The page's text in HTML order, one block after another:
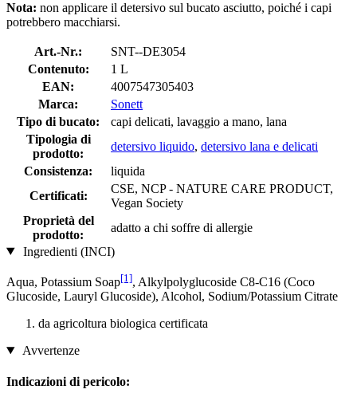
Nota: non applicare il detersivo sul bucato asciutto, poiché i capi
potrebbero macchiarsi.
Art.-Nr.:
SNT--DE3054
Contenuto:
1 L
EAN:
4007547305403
Marca:
Sonett
Tipo di bucato:
capi delicati, lavaggio a mano, lana
Tipologia di
prodotto:
detersivo liquido, detersivo lana e delicati
Consistenza:
liquida
Certificati:
CSE, NCP - NATURE CARE PRODUCT,
Vegan Society
Proprietà del
prodotto:
adatto a chi soffre di allergie
Ingredienti (INCI)
Aqua, Potassium Soap[1], Alkylpolyglucoside C8-C16 (Coco
Glucoside, Lauryl Glucoside), Alcohol, Sodium/Potassium Citrate
da agricoltura biologica certificata
Avvertenze
Indicazioni di pericolo: